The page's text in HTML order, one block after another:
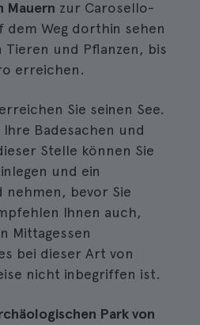
zur Carosello-
dem Weg dorthin sehen
Tieren und Pflanzen, bis
erreichen.
Sie seinen See.
Badesachen und
Stelle können Sie
und ein
nehmen, bevor Sie
Ihnen auch,
Mittagessen
bei dieser Art von
nicht inbegriffen ist.
Park von